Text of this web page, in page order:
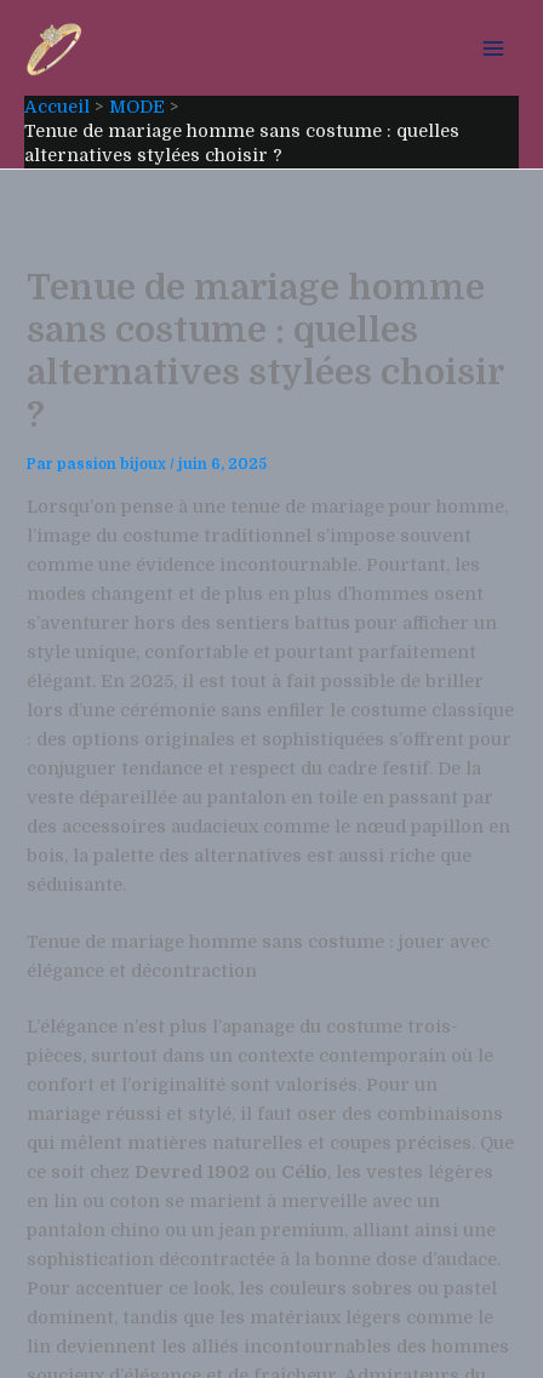
contenu
Accueil
MODE
Tenue de mariage homme sans costume : quelles
alternatives stylées choisir ?
Tenue de mariage homme
sans costume : quelles
alternatives stylées choisir
?
Parpassion bijoux/juin 6, 2025
Lorsqu’on pense à une tenue de mariage pour homme,
l’image du costume traditionnel s’impose souvent
comme une évidence incontournable. Pourtant, les
modes changent et de plus en plus d’hommes osent
s’aventurer hors des sentiers battus pour afficher un
style unique, confortable et pourtant parfaitement
élégant. En 2025, il est tout à fait possible de briller
lors d’une cérémonie sans enfiler le costume classique
: des options originales et sophistiquées s’offrent pour
conjuguer tendance et respect du cadre festif. De la
veste dépareillée au pantalon en toile en passant par
des accessoires audacieux comme le nœud papillon en
bois, la palette des alternatives est aussi riche que
séduisante.
Tenue de mariage homme sans costume : jouer avec
élégance et décontraction
L’élégance n’est plus l’apanage du costume trois-
pièces, surtout dans un contexte contemporain où le
confort et l’originalité sont valorisés. Pour un
mariage réussi et stylé, il faut oser des combinaisons
qui mêlent matières naturelles et coupes précises. Que
ce soit chez Devred 1902 ou Célio, les vestes légères
en lin ou coton se marient à merveille avec un
pantalon chino ou un jean premium, alliant ainsi une
sophistication décontractée à la bonne dose d’audace.
Pour accentuer ce look, les couleurs sobres ou pastel
dominent, tandis que les matériaux légers comme le
lin deviennent les alliés incontournables des hommes